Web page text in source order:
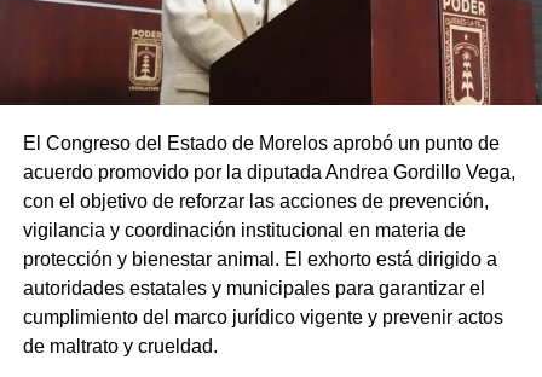
El Congreso del Estado de Morelos aprobó un punto de
acuerdo promovido por la diputada Andrea Gordillo Vega,
con el objetivo de reforzar las acciones de prevención,
vigilancia y coordinación institucional en materia de
protección y bienestar animal. El exhorto está dirigido a
autoridades estatales y municipales para garantizar el
cumplimiento del marco jurídico vigente y prevenir actos
de maltrato y crueldad.